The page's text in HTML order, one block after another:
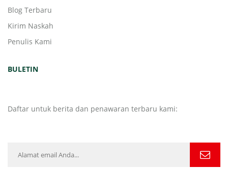
Blog Terbaru
Kirim Naskah
Penulis Kami
BULETIN
Daftar untuk berita dan penawaran terbaru kami: